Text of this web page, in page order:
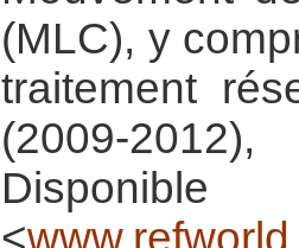
(MLC), y
traitement
(2009-
<